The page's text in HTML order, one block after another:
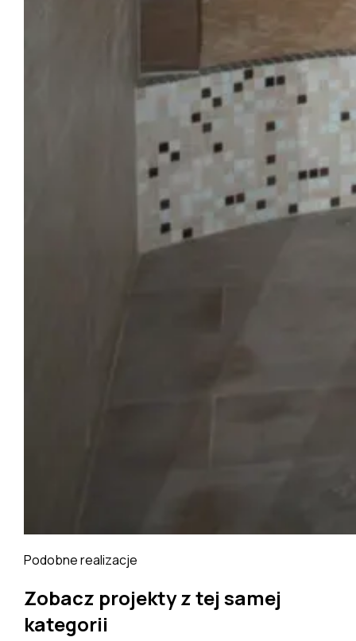
Podobne realizacje
Zobacz projekty z tej samej
kategorii